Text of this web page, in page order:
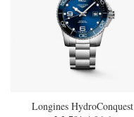
Longines HydroConquest